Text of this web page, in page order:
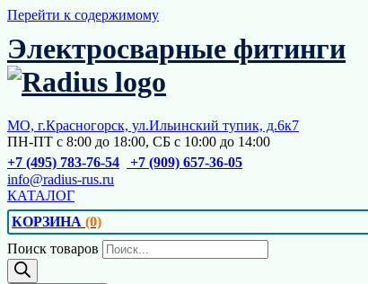
Перейти к содержимому
Электросварные фитинги
МО, г.Красногорск, ул.Ильинский тупик, д.6к7
ПН-ПТ с 8:00 до 18:00, СБ с 10:00 до 14:00
+7 (495) 783-76-54
+7 (909) 657-36-05
info@radius-rus.ru
КАТАЛОГ
КОРЗИНА (0)
Поиск товаров